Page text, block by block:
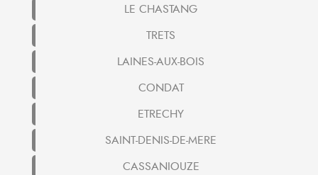
LE CHASTANG
TRETS
LAINES-AUX-BOIS
CONDAT
ETRECHY
SAINT-DENIS-DE-MERE
CASSANIOUZE